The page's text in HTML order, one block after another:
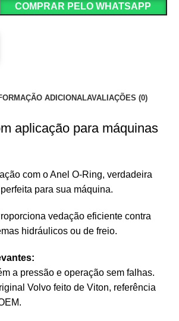
COMPRAR PELO WHATSAPP
ADICIONALAVALIAÇÕES (0)
aplicação para máquinas
com o Anel O‑Ring, verdadeira
para sua máquina.
vedação eficiente contra
hidráulicos ou de freio.
a pressão e operação sem falhas.
Volvo feito de Viton, referência